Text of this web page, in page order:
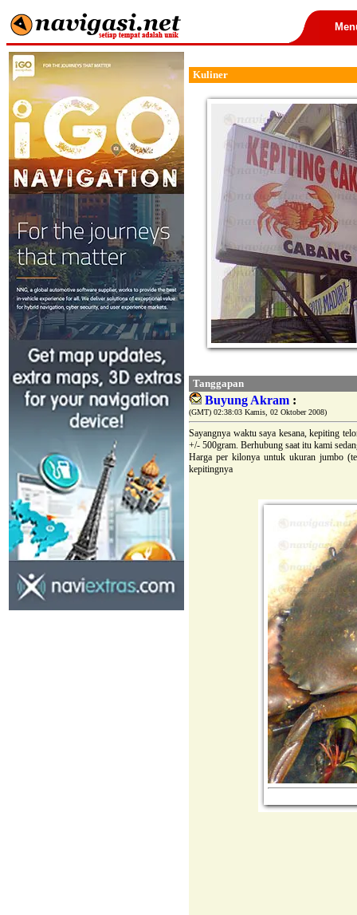
Kuliner
Tanggapan
Buyung Akram :
(GMT) 02:38:03 Kamis, 02 Oktober 2008)
Sayangnya waktu saya kesana, kepiting
+/- 500gram. Berhubung saat itu kami
Harga per kilonya untuk ukuran jumbo
kepitingnya